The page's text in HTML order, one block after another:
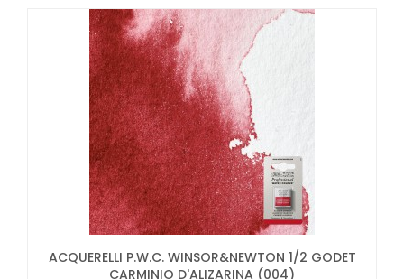
ACQUERELLI P.W.C. WINSOR&NEWTON 1/2 GODET
CARMINIO D'ALIZARINA (004)